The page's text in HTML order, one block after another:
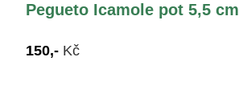
Pegueto Icamole pot 5,5 cm
150,- Kč